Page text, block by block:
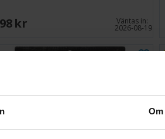
Om
SEK Väntas in:
2026-08-19